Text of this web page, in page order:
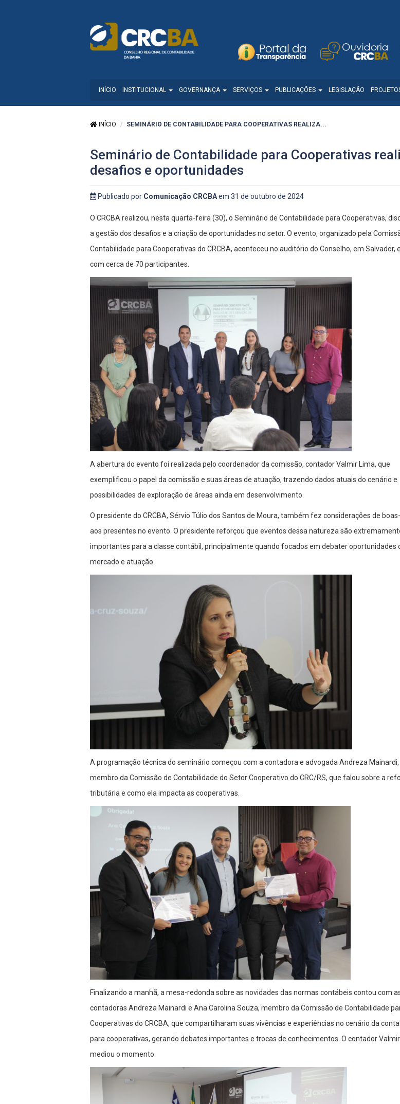
INÍCIO INSTITUCIONAL GOVERNANÇA SERVIÇOS PUBLICAÇÕES LEGISLAÇÃO
INÍCIO SEMINÁRIO DE CONTABILIDADE PARA COOPERATIVAS REALIZA...
Seminário de Contabilidade para Cooperativas
desafios e oportunidades
Publicado por Comunicação CRCBAem 31 de outubro de 2024
O CRCBA realizou, nesta quarta-feira (30), o Seminário de Contabilidade para Cooperativas,
a gestão dos desafios e a criação de oportunidades no setor. O evento, organizado pela
Contabilidade para Cooperativas do CRCBA, aconteceu no auditório do Conselho, em Salvador,
com cerca de 70 participantes.
A abertura do evento foi realizada pelo coordenador da comissão, contador Valmir Lima, que
exemplificou o papel da comissão e suas áreas de atuação, trazendo dados atuais do cenário e
possibilidades de exploração de áreas ainda em desenvolvimento.
O presidente do CRCBA, Sérvio Túlio dos Santos de Moura, também fez considerações de
aos presentes no evento. O presidente reforçou que eventos dessa natureza são
importantes para a classe contábil, principalmente quando focados em debater oportunidades
mercado e atuação.
A programação técnica do seminário começou com a contadora e advogada Andreza Mainardi,
membro da Comissão de Contabilidade do Setor Cooperativo do CRC/RS, que falou sobre a
tributária e como ela impacta as cooperativas.
Finalizando a manhã, a mesa-redonda sobre as novidades das normas contábeis contou com
contadoras Andreza Mainardi e Ana Carolina Souza, membro da Comissão de Contabilidade
Cooperativas do CRCBA, que compartilharam suas vivências e experiências no cenário da
para cooperativas, gerando debates importantes e trocas de conhecimentos. O contador
mediou o momento.